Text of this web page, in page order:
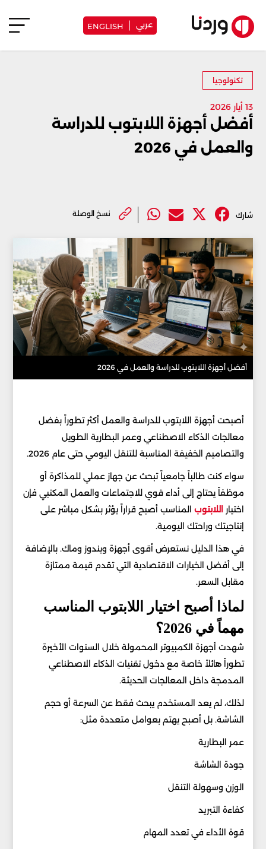
عربي ENGLISH
تكنولوجيا
13 أيار 2026
أفضل أجهزة اللابتوب للدراسة
والعمل في 2026
شارك نسخ الوصلة
أفضل أجهزة اللابتوب للدراسة والعمل في 2026
أصبحت أجهزة اللابتوب للدراسة والعمل أكثر تطوراً بفضل
معالجات الذكاء الاصطناعي وعمر البطارية الطويل
والتصاميم الخفيفة المناسبة للتنقل اليومي حتى عام 2026.
سواء كنت طالباً جامعياً تبحث عن جهاز عملي للمذاكرة أو
موظفاً يحتاج إلى أداء قوي للاجتماعات والعمل المكتبي فإن
اختيار
اللابتوب المناسب أصبح قراراً يؤثر بشكل مباشر على
إنتاجيتك وراحتك اليومية.
في هذا الدليل نستعرض أقوى أجهزة ويندوز وماك. بالإضافة
إلى أفضل الخيارات الاقتصادية التي تقدم قيمة ممتازة
مقابل السعر.
لماذا أصبح اختيار اللابتوب المناسب
مهماً في 2026؟
شهدت أجهزة الكمبيوتر المحمولة خلال السنوات الأخيرة
تطوراً هائلاً خاصة مع دخول تقنيات الذكاء الاصطناعي
المدمجة داخل المعالجات الحديثة.
لذلك، لم يعد المستخدم يبحث فقط عن السرعة أو حجم
الشاشة. بل أصبح يهتم بعوامل متعددة مثل:
عمر البطارية
جودة الشاشة
الوزن وسهولة التنقل
كفاءة التبريد
قوة الأداء في تعدد المهام